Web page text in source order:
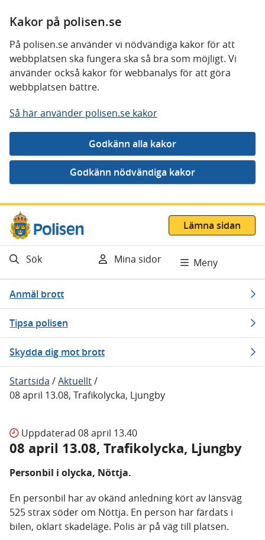
Kakor på polisen.se
På polisen.se använder vi nödvändiga kakor för att
webbplatsen ska fungera ska så bra som möjligt. Vi
använder också kakor för webbanalys för att göra
webbplatsen bättre.
Så här använder polisen.se kakor
Gå direkt till innehåll
Lämna sidan
Sök Mina sidor Meny
Anmäl brott
Tipsa polisen
Skydda dig mot brott
Startsida /Aktuellt/
08 april 13.08, Trafikolycka, Ljungby
Uppdaterad 08 april 13.40
08 april 13.08, Trafikolycka, Ljungby
Personbil i olycka, Nöttja.
En personbil har av okänd anledning kört av länsväg
525 strax söder om Nöttja. En person har färdats i
bilen, oklart skadeläge. Polis är på väg till platsen.